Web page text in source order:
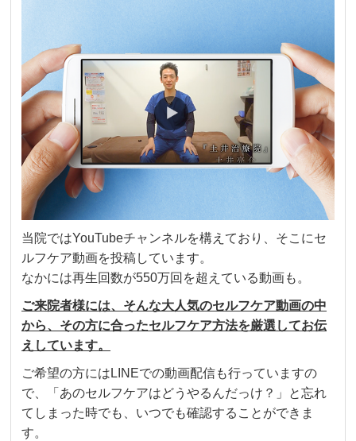
当院ではYouTubeチャンネルを構えており、そこにセ
ルフケア動画を投稿しています。
なかには再生回数が550万回を超えている動画も。
ご来院者様には、そんな大人気のセルフケア動画の中
から、その方に合ったセルフケア方法を厳選してお伝
えしています。
ご希望の方にはLINEでの動画配信も行っていますの
で、「あのセルフケアはどうやるんだっけ？」と忘れ
てしまった時でも、いつでも確認することができま
す。